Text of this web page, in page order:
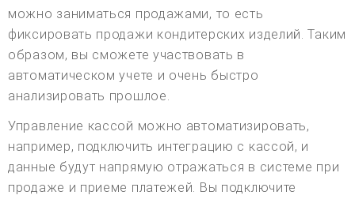
можно заниматься продажами, то есть
фиксировать продажи кондитерских изделий. Таким
образом, вы сможете участвовать в
автоматическом учете и очень быстро
анализировать прошлое.
Управление кассой можно автоматизировать,
например, подключить интеграцию с кассой, и
данные будут напрямую отражаться в системе при
продаже и приеме платежей. Вы подключите